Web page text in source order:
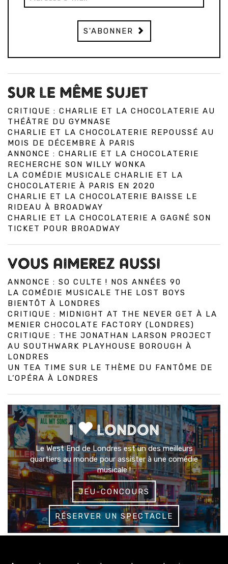
S'ABONNER
SUR LE MÊME SUJET
CRITIQUE : CHARLIE ET LA CHOCOLATERIE AU
THÉÂTRE DU GYMNASE
CHARLIE ET LA CHOCOLATERIE REPOUSSÉ AU
MOIS DE DÉCEMBRE À PARIS
ANNONCE : CHARLIE ET LA CHOCOLATERIE
RECHERCHE SON WILLY WONKA
LA COMÉDIE MUSICALE CHARLIE ET LA
CHOCOLATERIE À PARIS EN 2020
CHARLIE ET LA CHOCOLATERIE BAISSE LE
RIDEAU À BROADWAY
CHARLIE ET LA CHOCOLATERIE A GAGNÉ SON
TICKET POUR BROADWAY
VOUS AIMEREZ AUSSI
ANNONCE : SO CULTE ! NOS ANNÉES 90
LA COMÉDIE MUSICALE THE LOST BOYS
BIENTÔT À LONDRES
CRITIQUE : MIDNIGHT AT THE NEVER GET À LA
MENIER CHOCOLATE FACTORY (LONDRES)
CRITIQUE : THE JONATHAN LARSON PROJECT
AU SOUTHWARK PLAYHOUSE BOROUGH À
LONDRES
UN TEA TIME SUR LE THÈME DU FANTÔME DE
L’OPÉRA À LONDRES
I LONDON
Le West End de Londres est un des meilleurs
quartiers au monde pour assister à une comédie
musicale !
JEU-CONCOURS
RÉSERVER UN SPECTACLE